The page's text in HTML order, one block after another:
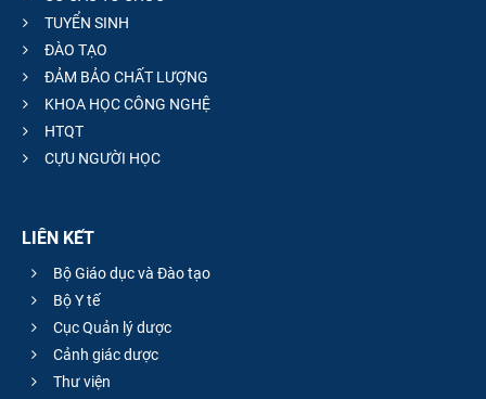
TUYỂN SINH
ĐÀO TẠO
ĐẢM BẢO CHẤT LƯỢNG
KHOA HỌC CÔNG NGHỆ
HTQT
CỰU NGƯỜI HỌC
LIÊN KẾT
Bộ Giáo dục và Đào tạo
Bộ Y tế
Cục Quản lý dược
Cảnh giác dược
Thư viện